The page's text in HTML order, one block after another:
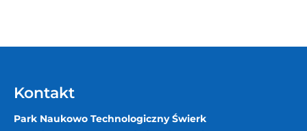
Kontakt
Park Naukowo Technologiczny Świerk